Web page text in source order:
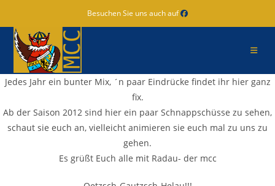
springen
Besuchen Sie uns auch auf
Jedes Jahr ein bunter Mix, ´n paar Eindrücke findet ihr hier ganz
fix.
Ab der Saison 2012 sind hier ein paar Schnappschüsse zu sehen,
schaut sie euch an, vielleicht animieren sie euch mal zu uns zu
gehen.
Es grüßt Euch alle mit Radau- der mcc